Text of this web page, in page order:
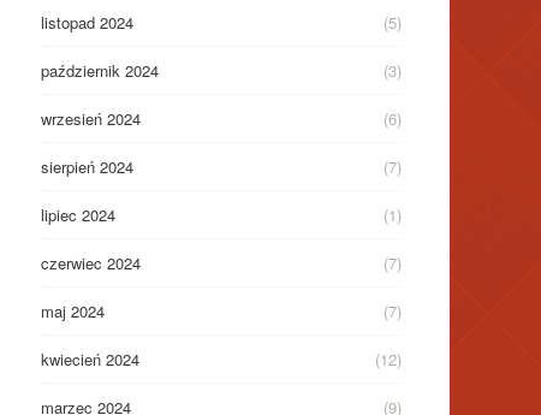
listopad 2024 (5)
październik 2024 (3)
wrzesień 2024 (6)
sierpień 2024 (7)
lipiec 2024 (1)
czerwiec 2024 (7)
maj 2024 (7)
kwiecień 2024 (12)
marzec 2024 (9)